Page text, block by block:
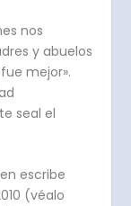
nos
y abuelos
mejor».
seal el
escribe
(véalo